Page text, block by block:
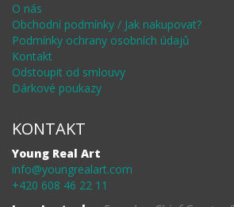
O nás
Obchodní podmínky / Jak nakupovat?
Podmínky ochrany osobních údajů
Kontakt
Odstoupit od smlouvy
Dárkové poukazy
KONTAKT
Young Real Art
info@youngrealart.com
+420 608 46 22 11